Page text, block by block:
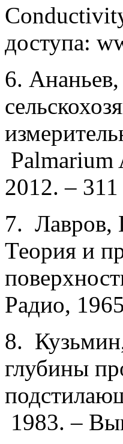
доступа:
6.
Palmarium
2012. – 311
7. Лавров,
Теория и
Радио,
8.
глубины
1983. –